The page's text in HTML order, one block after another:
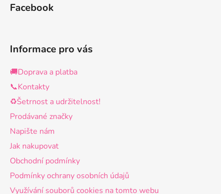
Facebook
Informace pro vás
🚚Doprava a platba
📞Kontakty
♻️Šetrnost a udržitelnost!
Prodávané značky
Napište nám
Jak nakupovat
Obchodní podmínky
Podmínky ochrany osobních údajů
Využívání souborů cookies na tomto webu